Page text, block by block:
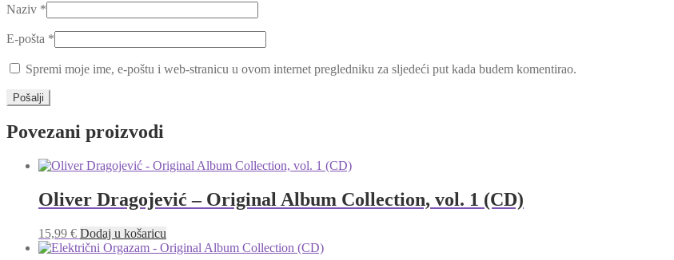
Naziv *
E-pošta *
Spremi moje ime, e-poštu i web-stranicu u ovom internet pregledniku za sljedeći put kada budem komentirao.
Povezani proizvodi
Oliver Dragojević – Original Album Collection, vol. 1 (CD)
15,99 € Dodaj u košaricu